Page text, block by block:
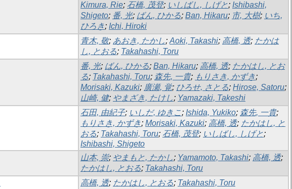
Kimura, Rie; 石橋, 茂登; いしばし, しげと; Ishibashi,
Shigeto; 番, 光; ばん, ひかる; Ban, Hikaru; 市, 大樹; いち,
ひろき; Ichi, Hiroki
青木, 敬; あおき, たかし; Aoki, Takashi; 高橋, 透; たかは
し, とおる; Takahashi, Toru
番, 光; ばん, ひかる; Ban, Hikaru; 高橋, 透; たかはし, とお
る; Takahashi, Toru; 森先, 一貴; もりさき, かずき;
Morisaki, Kazuki; 廣瀬, 覚; ひろせ, さとる; Hirose, Satoru;
山崎, 健; やまざき, たけし; Yamazaki, Takeshi
石田, 由紀子; いしだ, ゆきこ; Ishida, Yukiko; 森先, 一貴;
もりさき, かずき; Morisaki, Kazuki; 高橋, 透; たかはし, と
おる; Takahashi, Toru; 石橋, 茂登; いしばし, しげと;
Ishibashi, Shigeto
山本, 崇; やまもと, たかし; Yamamoto, Takashi; 高橋, 透;
たかはし, とおる; Takahashi, Toru
高橋, 透; たかはし, とおる; Takahashi, Toru